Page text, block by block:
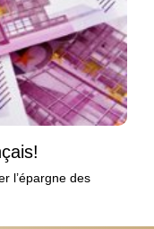
l’épargne des